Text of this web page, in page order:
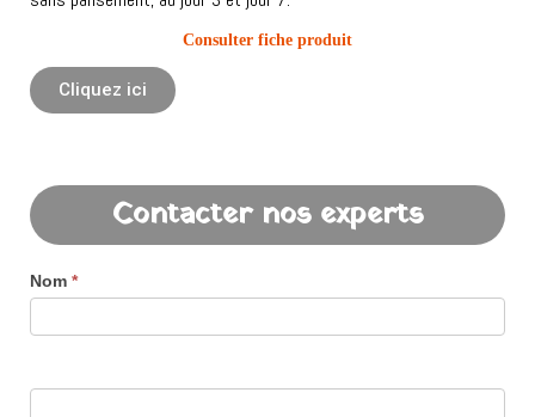
Consulter fiche produit
Cliquez ici
Contacter nos experts
Nom *